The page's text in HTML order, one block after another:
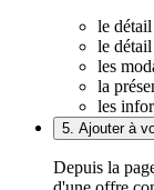
le
le
les
la
les
5. Ajouter à
Depuis la